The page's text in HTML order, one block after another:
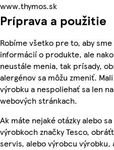
www.thymos.sk
Príprava a použitie
Robíme všetko pre to, aby
informácií o produkte, ale
neustále menia, tak prísady,
alergénov sa môžu zmeniť.
výrobku a nespoliehať sa len
webových stránkach.
Ak máte nejaké otázky alebo
výrobkoch značky Tesco,
servis, alebo výrobcu výrobku,